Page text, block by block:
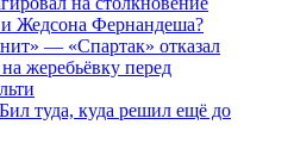
Жедсона Фернандеша?
— «Спартак» отказал
жеребьёвку перед
туда, куда решил ещё до